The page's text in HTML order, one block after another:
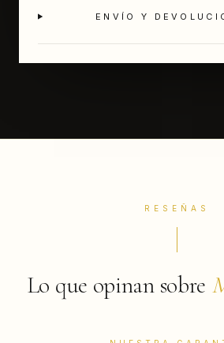
ENVÍO Y
RESEÑAS
Lo que opinan sobre